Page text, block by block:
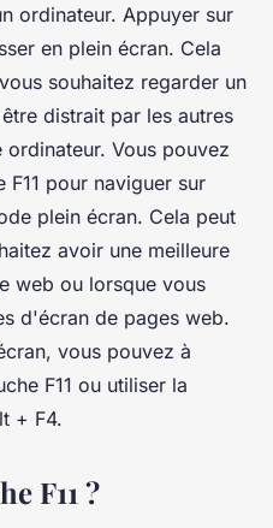
ordinateur. Appuyer sur
en plein écran. Cela
souhaitez regarder un
distrait par les autres
Vous pouvez
F11 pour naviguer sur
plein écran. Cela peut
avoir une meilleure
web ou lorsque vous
d'écran de pages web.
vous pouvez à
F11 ou utiliser la
+ F4.
F11 ?